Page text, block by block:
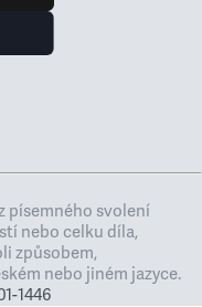
písemného svolení
nebo celku díla,
způsobem,
nebo jiném jazyce.
1446